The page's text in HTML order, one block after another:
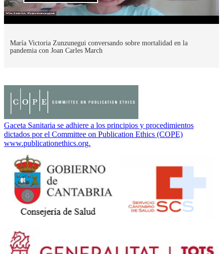
María Victoria Zunzunegui conversando sobre mortalidad en la
pandemia con Joan Carles March
Gaceta Sanitaria se adhiere a los principios y procedimientos
dictados por el Committee on Publication Ethics (COPE)
www.publicationethics.org.